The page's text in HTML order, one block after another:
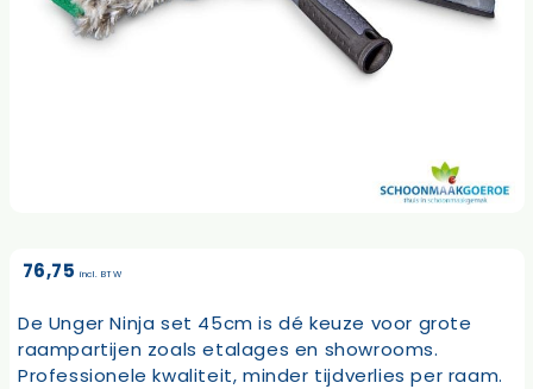
76,75 incl. BTW
De Unger Ninja set 45cm is dé keuze voor grote
raampartijen zoals etalages en showrooms.
Professionele kwaliteit, minder tijdverlies per raam.